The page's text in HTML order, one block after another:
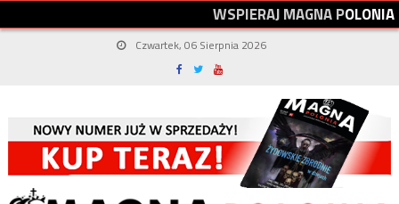
WSPIERAJMAGNAPOLONIA
Czwartek, 06 Sierpnia 2026